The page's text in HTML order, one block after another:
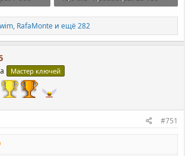
, RafaMonte и ещё 282
Мастер ключей
#751